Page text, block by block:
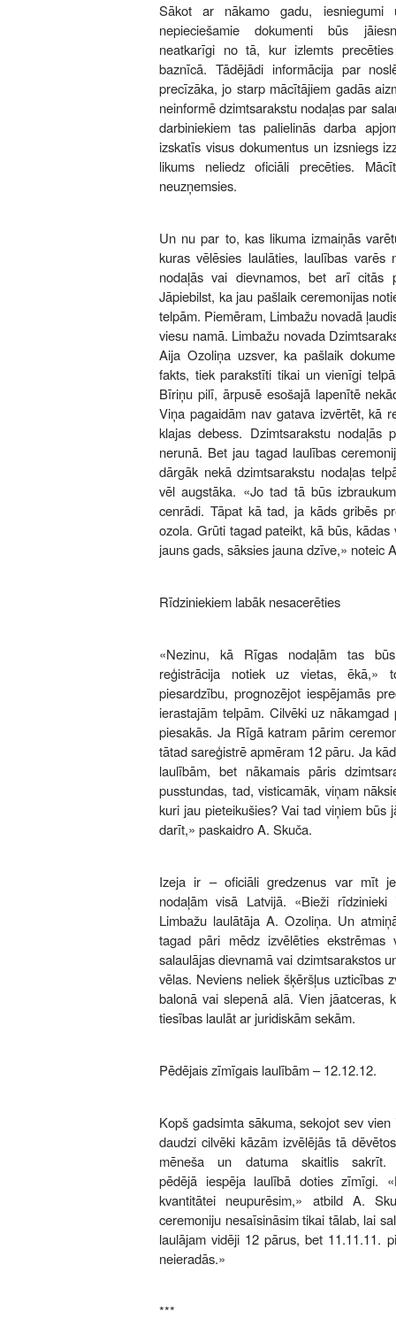
Sākot ar nākamo gadu, iesniegumi
nepieciešamie dokumenti būs
neatkarīgi no tā, kur izlemts
baznīcā. Tādējādi informācija par
precīzāka, jo starp mācītājiem gadās
neinformē dzimtsarakstu nodaļas par
darbiniekiem tas palielinās darba
izskatīs visus dokumentus un izsniegs
likums neliedz oficiāli precēties.
neuzņemsies.
Un nu par to, kas likuma izmaiņās
kuras vēlēsies laulāties, laulības varēs
nodaļās vai dievnamos, bet arī citās
Jāpiebilst, ka jau pašlaik ceremonijas
telpām. Piemēram, Limbažu novadā
viesu namā. Limbažu novada
Aija Ozoliņa uzsver, ka pašlaik
fakts, tiek parakstīti tikai un vienīgi
Bīriņu pilī, ārpusē esošajā lapenītē
Viņa pagaidām nav gatava izvērtēt, kā
klajas debess. Dzimtsarakstu nodaļās
nerunā. Bet jau tagad laulības
dārgāk nekā dzimtsarakstu nodaļas
vēl augstāka. «Jo tad tā būs
cenrādi. Tāpat kā tad, ja kāds gribēs
ozola. Grūti tagad pateikt, kā būs, kādas
jauns gads, sāksies jauna dzīve,» noteic
Rīdziniekiem labāk nesacerēties
«Nezinu, kā Rīgas nodaļām tas
reģistrācija notiek uz vietas, ēkā,»
piesardzību, prognozējot iespējamās
ierastajām telpām. Cilvēki uz
piesakās. Ja Rīgā katram pārim
tātad sareģistrē apmēram 12 pāru. Ja
laulībām, bet nākamais pāris
pusstundas, tad, visticamāk, viņam
kuri jau pieteikušies? Vai tad viņiem būs
darīt,» paskaidro A. Skuča.
Izeja ir – oficiāli gredzenus var mīt
nodaļām visā Latvijā. «Bieži rīdzinieki
Limbažu laulātāja A. Ozoliņa. Un
tagad pāri mēdz izvēlēties ekstrēmas
salaulājas dievnamā vai dzimtsarakstos
vēlas. Neviens neliek šķēršļus uzticības
balonā vai slepenā alā. Vien jāatceras,
tiesības laulāt ar juridiskām sekām.
Pēdējais zīmīgais laulībām – 12.12.12.
Kopš gadsimta sākuma, sekojot sev
daudzi cilvēki kāzām izvēlējās tā
mēneša un datuma skaitlis
pēdējā iespēja laulībā doties zīmīgi.
kvantitātei neupurēsim,» atbild A.
ceremoniju nesaīsināsim tikai tālab, lai
laulājam vidēji 12 pārus, bet 11.11.11.
neieradās.»
***